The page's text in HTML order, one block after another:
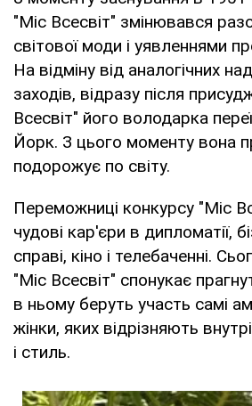
"Міс Всесвіт" змінювався
світової моди і уявленнями
На відміну від аналогічних
заходів, відразу після
Всесвіт" його володарка
Йорк. З цього моменту вона
подорожує по світу.
Переможниці конкурсу "Міс
чудові кар'єри в дипломатії,
справі, кіно і телебаченні.
"Міс Всесвіт" спонукає
в ньому беруть участь самі
жінки, яких відрізняють
і стиль.